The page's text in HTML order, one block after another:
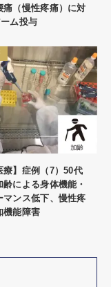
（慢性疼痛）に対
ム投与
療】症例（7）50代
による身体機能・
マンス低下、慢性疼
機能障害